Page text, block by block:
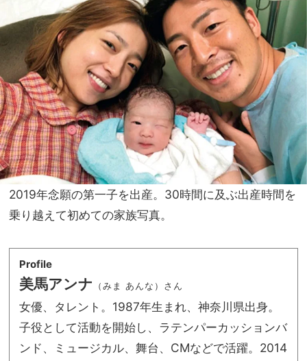
2019年念願の第一子を出産。30時間に及ぶ出産時間を
乗り越えて初めての家族写真。
Profile
美馬アンナ （みま あんな）さん
女優、タレント。1987年生まれ、神奈川県出身。
子役として活動を開始し、ラテンパーカッションバ
ンド、ミュージカル、舞台、CMなどで活躍。2014